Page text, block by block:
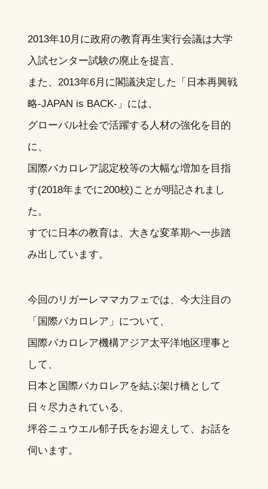
2013年10月に政府の教育再生実行会議は大学
入試センター試験の廃止を提言、
また、2013年6月に閣議決定した「日本再興戦
略-JAPAN is BACK-」には、
グローバル社会で活躍する人材の強化を目的
に、
国際バカロレア認定校等の大幅な増加を目指
す(2018年までに200校)ことが明記されまし
た。
すでに日本の教育は、大きな変革期へ一歩踏
み出しています。
今回のリガーレママカフェでは、今大注目の
「国際バカロレア」について、
国際バカロレア機構アジア太平洋地区理事と
して、
日本と国際バカロレアを結ぶ架け橋として
日々尽力されている、
坪谷ニュウエル郁子氏をお迎えして、お話を
伺います。